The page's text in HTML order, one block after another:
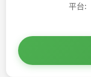
平台: